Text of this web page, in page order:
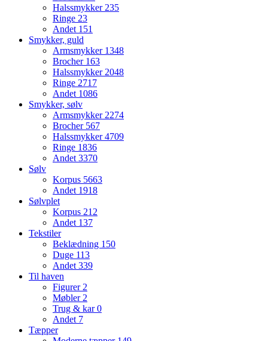
Halssmykker 235
Ringe 23
Andet 151
Smykker, guld
Armsmykker 1348
Brocher 163
Halssmykker 2048
Ringe 2717
Andet 1086
Smykker, sølv
Armsmykker 2274
Brocher 567
Halssmykker4709
Ringe 1836
Andet 3370
Sølv
Korpus 5663
Andet 1918
Sølvplet
Korpus 212
Andet 137
Tekstiler
Beklædning 150
Duge 113
Andet 339
Til haven
Figurer 2
Møbler 2
Trug & kar0
Andet 7
Tæpper